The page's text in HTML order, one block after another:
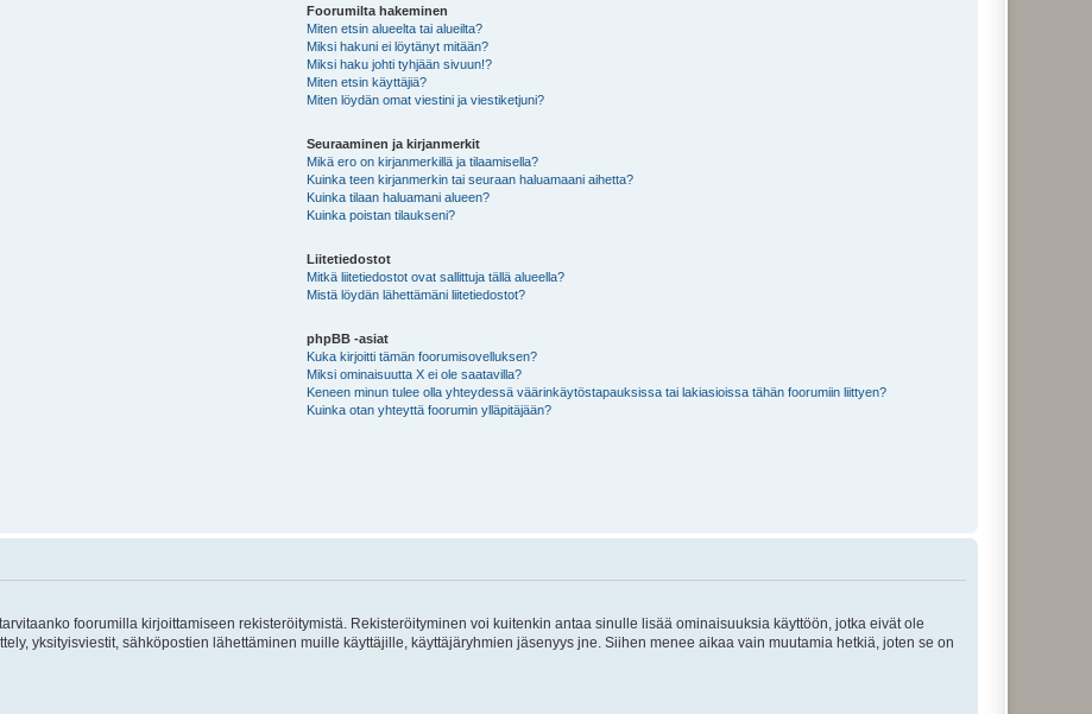
Foorumilta hakeminen
Miten etsin alueelta tai alueilta?
Miksi hakuni ei löytänyt mitään?
Miksi haku johti tyhjään sivuun!?
Miten etsin käyttäjiä?
Miten löydän omat viestini ja viestiketjuni?
Seuraaminen ja kirjanmerkit
Mikä ero on kirjanmerkillä ja tilaamisella?
Kuinka teen kirjanmerkin tai seuraan haluamaani aihetta?
Kuinka tilaan haluamani alueen?
Kuinka poistan tilaukseni?
Liitetiedostot
Mitkä liitetiedostot ovat sallittuja tällä alueella?
Mistä löydän lähettämäni liitetiedostot?
phpBB -asiat
Kuka kirjoitti tämän foorumisovelluksen?
Miksi ominaisuutta X ei ole saatavilla?
Keneen minun tulee olla yhteydessä väärinkäytöstapauksissa tai lakiasioissa tähän foorumiin liittyen?
Kuinka otan yhteyttä foorumin ylläpitäjään?
foorumilla kirjoittamiseen rekisteröitymistä. Rekisteröityminen voi kuitenkin antaa sinulle lisää ominaisuuksia käyttöön, jotka eivät ole
yksityisviestit, sähköpostien lähettäminen muille käyttäjille, käyttäjäryhmien jäsenyys jne. Siihen menee aikaa vain muutamia hetkiä, joten se on